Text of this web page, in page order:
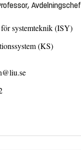
Avdelningschef
systemteknik (ISY)
(KS)
liu.se